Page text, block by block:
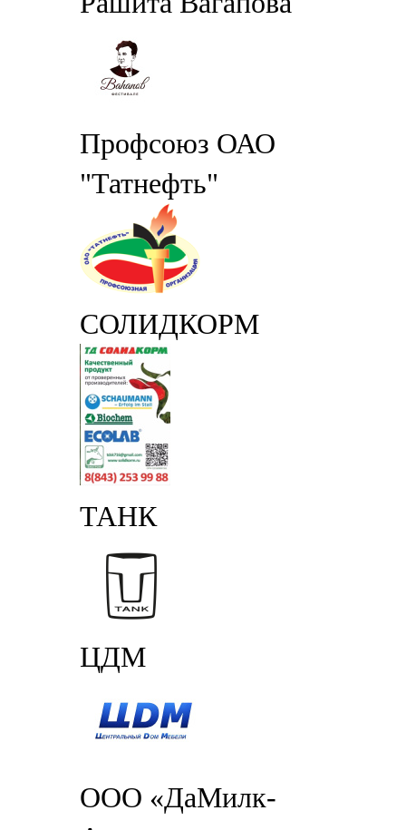
Профсоюз ОАО
"Татнефть"
СОЛИДКОРМ
ТАНК
ЦДМ
ООО «ДаМилк-